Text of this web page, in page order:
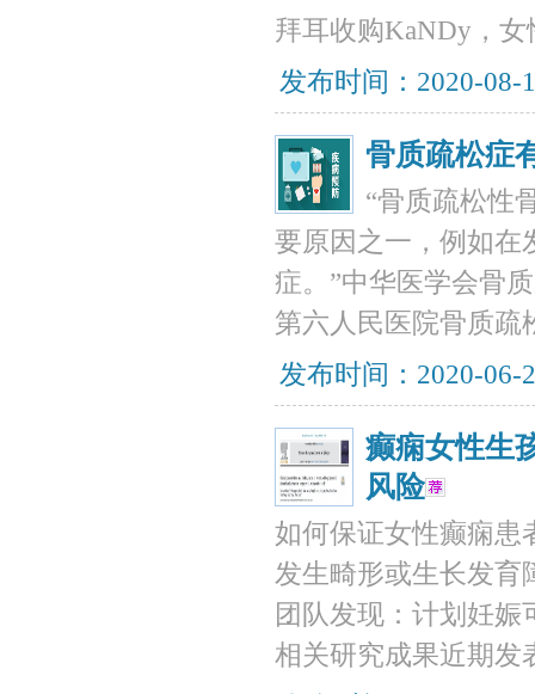
拜耳收购KaNDy，
发布时间：2020-
骨质疏松症
“骨质疏松性
要原因之一，例如在
症。”中华医学会骨
第六人民医院骨质疏
发布时间：2020-
癫痫女性生
风险
如何保证女性癫痫患
发生畸形或生长发育
团队发现：计划妊
相关研究成果近期发